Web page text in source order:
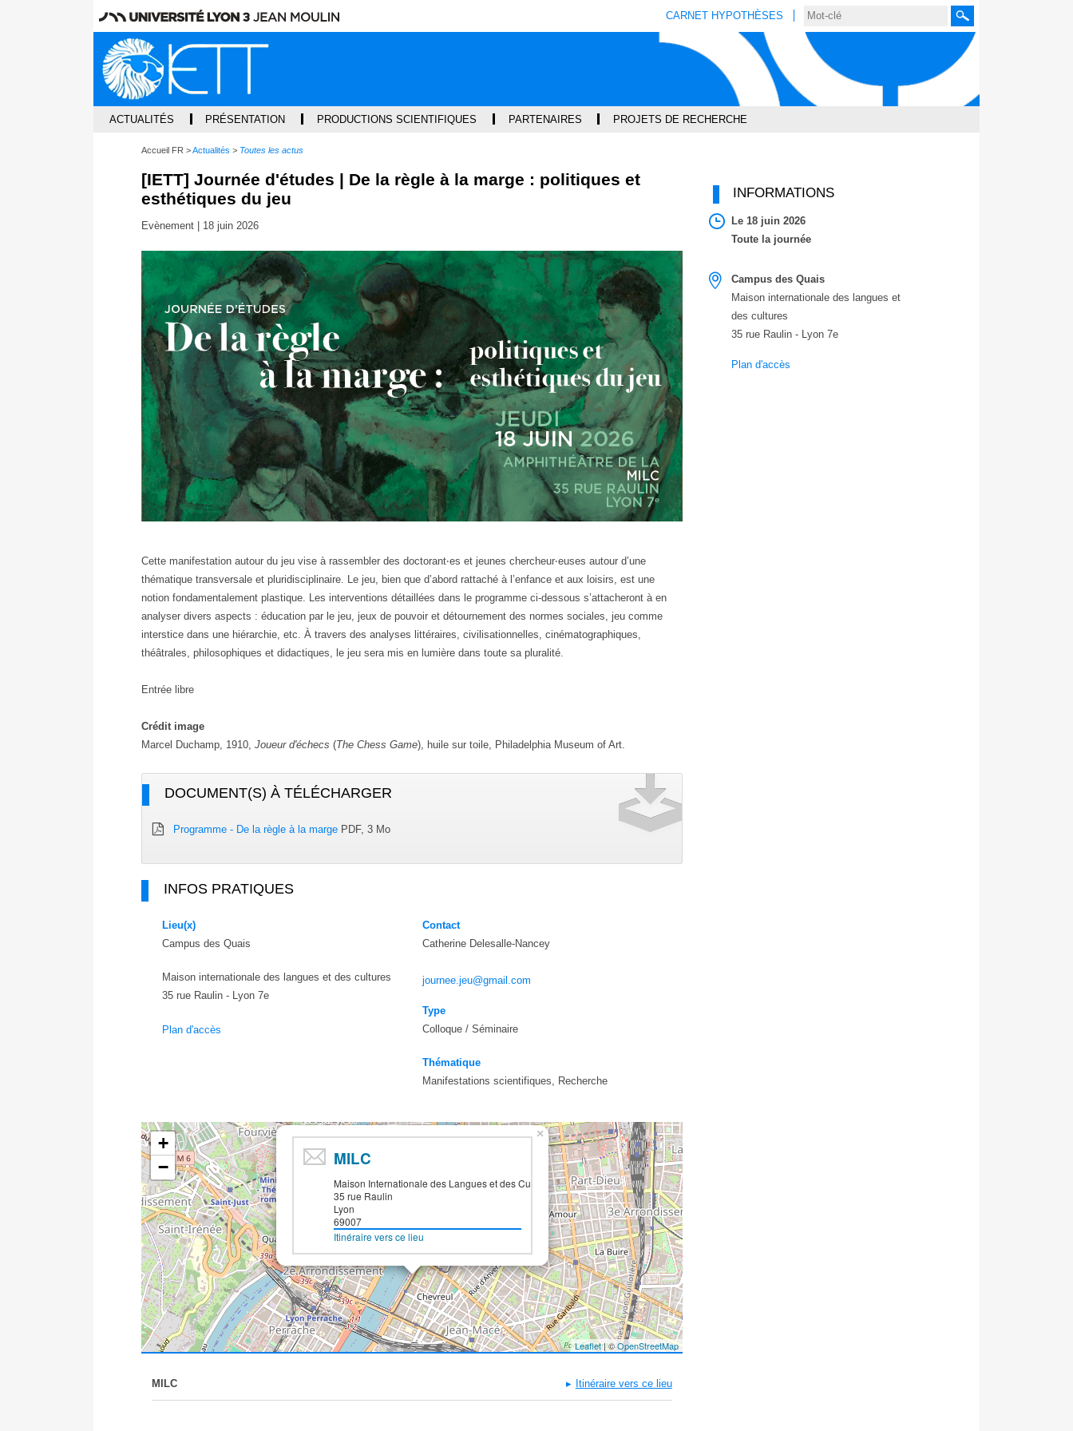
CARNET HYPOTHÈSES Rechercher
ACTUALITÉS PRÉSENTATION PRODUCTIONS SCIENTIFIQUES PARTENAIRES PROJETS DE RECHERCHE
Accueil FR Actualités Toutes les actus
[IETT] Journée d'études | De la règle à la marge : politiques et
esthétiques du jeu
Evènement | 18 juin 2026
De
la
règle
à
la
marge
Cette manifestation autour du jeu vise à rassembler des doctorant‧es et jeunes chercheur‧euses autour d’une
thématique transversale et pluridisciplinaire. Le jeu, bien que d’abord rattaché à l’enfance et aux loisirs, est une
notion fondamentalement plastique. Les interventions détaillées dans le programme ci-dessous s’attacheront à en
analyser divers aspects : éducation par le jeu, jeux de pouvoir et détournement des normes sociales, jeu comme
interstice dans une hiérarchie, etc. À travers des analyses littéraires, civilisationnelles, cinématographiques,
théâtrales, philosophiques et didactiques, le jeu sera mis en lumière dans toute sa pluralité.
Entrée libre
Crédit image
Marcel Duchamp, 1910, Joueur d'échecs (The Chess Game), huile sur toile, Philadelphia Museum of Art.
DOCUMENT(S) À TÉLÉCHARGER
Programme - De la règle à la marge PDF, 3 Mo
INFOS PRATIQUES
Lieu(x)
Campus des Quais
Maison internationale des langues et des cultures
35 rue Raulin - Lyon 7e
Plan d'accès
Contact
Catherine Delesalle-Nancey
journee.jeu@gmail.com
Type
Colloque / Séminaire
Thématique
Manifestations scientifiques, Recherche
MILC
Maison Internationale des Langues et des Cultures
35 rue Raulin
Lyon
69007
Itinéraire vers ce lieu
×
+
−
Leaflet| ©OpenStreetMap
Itinéraire vers ce lieu
MILC
INFORMATIONS
Le 18 juin 2026
Toute la journée
Campus des Quais
Maison internationale des langues et
des cultures
35 rue Raulin - Lyon 7e
Plan d'accès